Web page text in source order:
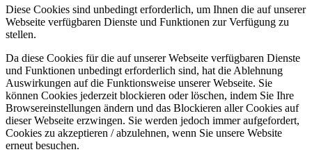
Diese Cookies sind unbedingt erforderlich, um Ihnen die auf unserer
Webseite verfügbaren Dienste und Funktionen zur Verfügung zu
stellen.
Da diese Cookies für die auf unserer Webseite verfügbaren Dienste
und Funktionen unbedingt erforderlich sind, hat die Ablehnung
Auswirkungen auf die Funktionsweise unserer Webseite. Sie
können Cookies jederzeit blockieren oder löschen, indem Sie Ihre
Browsereinstellungen ändern und das Blockieren aller Cookies auf
dieser Webseite erzwingen. Sie werden jedoch immer aufgefordert,
Cookies zu akzeptieren / abzulehnen, wenn Sie unsere Website
erneut besuchen.